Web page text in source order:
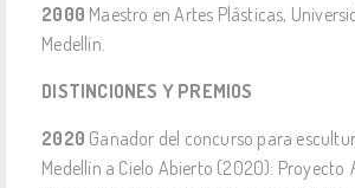
2000 Maestro en Artes Plásticas,
Medellín.
DISTINCIONES Y PREMIOS
2020 Ganador del concurso para
Medellín a Cielo Abierto (2020): Proyecto